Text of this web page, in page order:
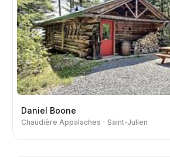
Daniel Boone
Chaudière Appalaches Saint-Julien